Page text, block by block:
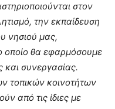
στον
την εκπαίδευση
νησιού μας,
οποίο θα εφαρμόσουμε
συνεργασίας.
τοπικών κοινοτήτων
από τις ίδιες με